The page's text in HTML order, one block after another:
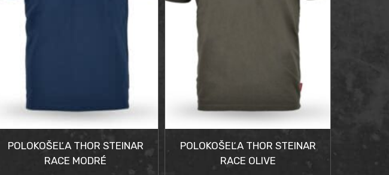
POLOKOŠEĽA THOR STEINAR
RACE MODRÉ
POLOKOŠEĽA THOR STEINAR
RACE OLIVE